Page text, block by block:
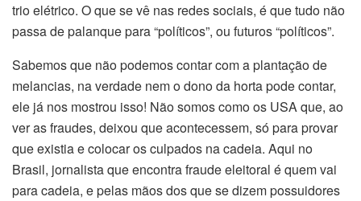
trio elétrico. O que se vê nas redes sociais, é que tudo não
passa de palanque para “políticos”, ou futuros “políticos”.
Sabemos que não podemos contar com a plantação de
melancias, na verdade nem o dono da horta pode contar,
ele já nos mostrou isso! Não somos como os USA que, ao
ver as fraudes, deixou que acontecessem, só para provar
que existia e colocar os culpados na cadeia. Aqui no
Brasil, jornalista que encontra fraude eleitoral é quem vai
para cadeia, e pelas mãos dos que se dizem possuidores